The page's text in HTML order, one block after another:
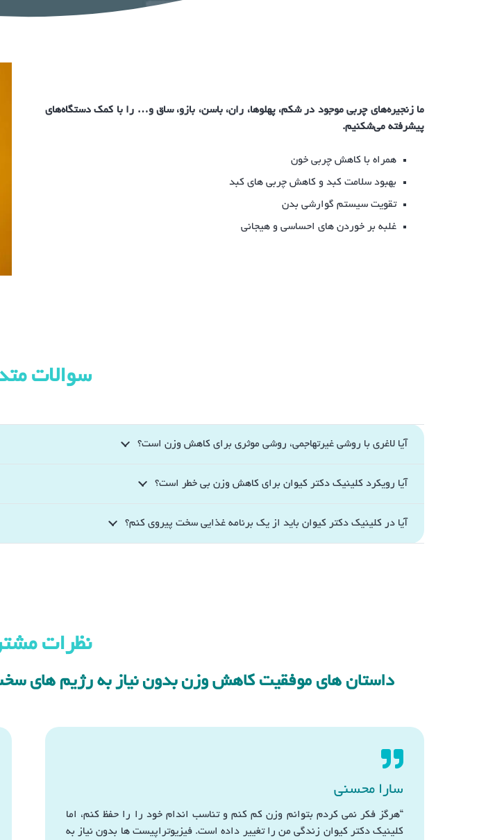
ما زنجیره‌های چربی موجود در شکم، پهلوها، ران، باسن، بازو، ساق و… را با کمک دستگاه‌های
پیشرفته می‌شکنیم.
همراه با کاهش چربی خون
بهبود سلامت کبد و کاهش چربی های کبد
تقویت سیستم گوارشی بدن
غلبه بر خوردن های احساسی و هیجانی
سوالات
آیا لاغری با روشی غیرتهاجمی، روشی موثری برای کاهش وزن است؟
آیا رویکرد کلینیک دکتر کیوان برای کاهش وزن بی خطر است؟
آیا در کلینیک دکتر کیوان باید از یک برنامه غذایی سخت پیروی کنم؟
نظرات
داستان های موفقیت کاهش وزن بدون نیاز به رژیم های
سارا محسنی
“هرگز فکر نمی کردم بتوانم وزن کم کنم و تناسب اندام خود را را حفظ کنم، اما
کلینیک دکتر کیوان زندگی من را تغییر داده است. فیزیوتراپیست ها بدون نیاز به